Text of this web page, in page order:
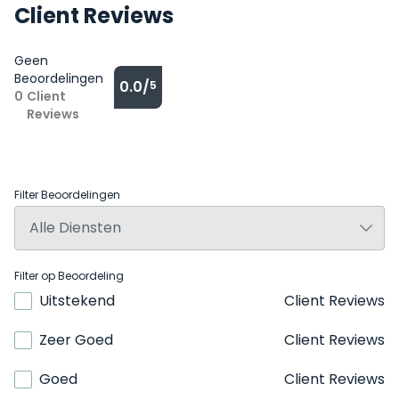
Client Reviews
Geen
Beoordelingen
0 Client
Reviews
0.0/5
Filter Beoordelingen
Filter op Beoordeling
Uitstekend
Client Reviews
Zeer Goed
Client Reviews
Goed
Client Reviews